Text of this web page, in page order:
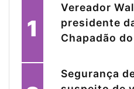
1
Vereador
presidente
Chapadão
Segurança